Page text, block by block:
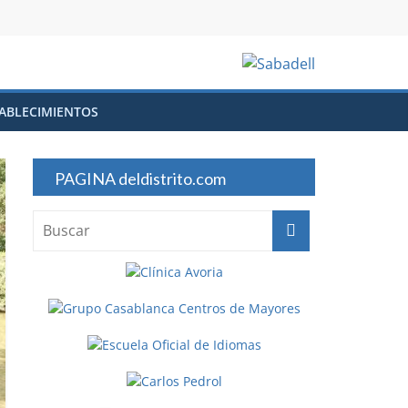
PAGINA deldistrito.com